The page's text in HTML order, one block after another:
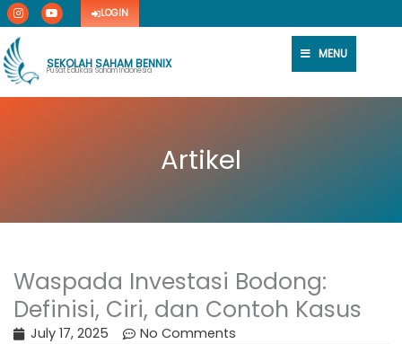
Skip
to
content
I
n
s
t
a
g
r
a
Y
o
u
b
e
LOGIN
SEKOLAH SAHAM BENNIX
Pusat Edukasi Saham Indonesia
MENU
Artikel
Waspada Investasi Bodong:
Definisi, Ciri, dan Contoh Kasus
July 17, 2025 No Comments